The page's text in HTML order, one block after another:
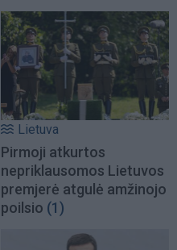
Lietuva
Pirmoji atkurtos
nepriklausomos Lietuvos
premjerė atgulė amžinojo
poilsio (1)